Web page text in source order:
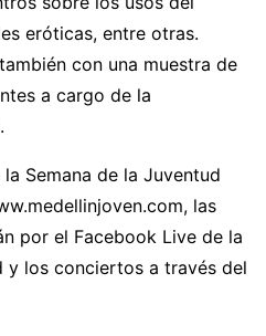
eróticas, entre otras.
con una muestra de
a cargo de la
Semana de la Juventud
las
por el Facebook Live de la
y los conciertos a través del